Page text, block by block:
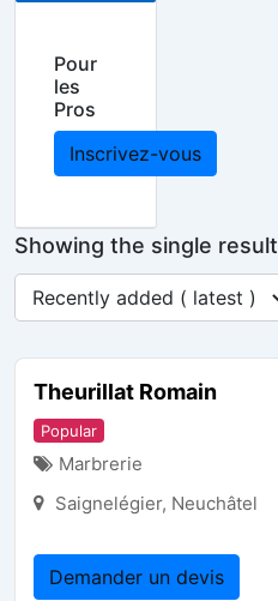
Showing the single result
Theurillat Romain
Popular
Marbrerie
Saignelégier, Neuchâtel
Demander un devis
Pour
les
Pros
Inscrivez-vous